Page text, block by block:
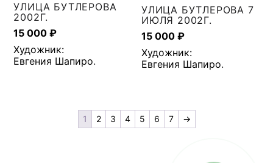
УЛИЦА БУТЛЕРОВА
2002Г.
15 000₽
Художник:
Евгения Шапиро.
УЛИЦА БУТЛЕРОВА 7
ИЮЛЯ 2002Г.
15 000₽
Художник:
Евгения Шапиро.
1 2 3 4 5 6 7 →